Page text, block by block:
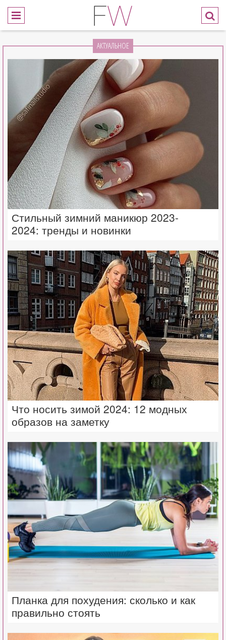
АКТУАЛЬНОЕ
Стильный зимний маникюр 2023-
2024: тренды и новинки
Что носить зимой 2024: 12 модных
образов на заметку
Планка для похудения: сколько и как
правильно стоять